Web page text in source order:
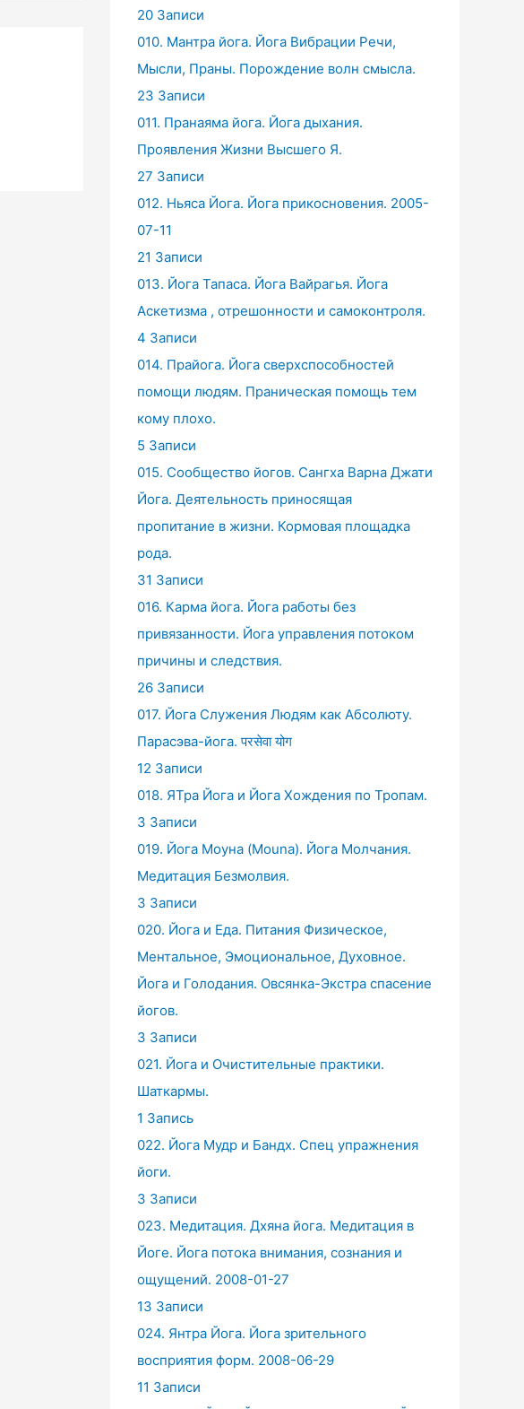
20 Записи
010. Мантра йога. Йога Вибрации Речи,
Мысли, Праны. Порождение волн смысла.
23 Записи
011. Пранаяма йога. Йога дыхания.
Проявления Жизни Высшего Я.
27 Записи
012. Ньяса Йога. Йога прикосновения. 2005-
07-11
21 Записи
013. Йога Тапаса. Йога Вайрагья. Йога
Аскетизма , отрешонности и самоконтроля.
4 Записи
014. Прайога. Йога сверхспособностей
помощи людям. Праническая помощь тем
кому плохо.
5 Записи
015. Сообщество йогов. Сангха Варна Джати
Йога. Деятельность приносящая
пропитание в жизни. Кормовая площадка
рода.
31 Записи
016. Карма йога. Йога работы без
привязанности. Йога управления потоком
причины и следствия.
26 Записи
017. Йога Служения Людям как Абсолюту.
Парасэва-йога. परसेवा योग
12 Записи
018. ЯТра Йога и Йога Хождения по Тропам.
3 Записи
019. Йога Моуна (Mouna). Йога Молчания.
Медитация Безмолвия.
3 Записи
020. Йога и Еда. Питания Физическое,
Ментальное, Эмоциональное, Духовное.
Йога и Голодания. Овсянка-Экстра спасение
йогов.
3 Записи
021. Йога и Очистительные практики.
Шаткармы.
1 Запись
022. Йога Мудр и Бандх. Спец упражнения
йоги.
3 Записи
023. Медитация. Дхяна йога. Медитация в
Йоге. Йога потока внимания, сознания и
ощущений. 2008-01-27
13 Записи
024. Янтра Йога. Йога зрительного
восприятия форм. 2008-06-29
11 Записи